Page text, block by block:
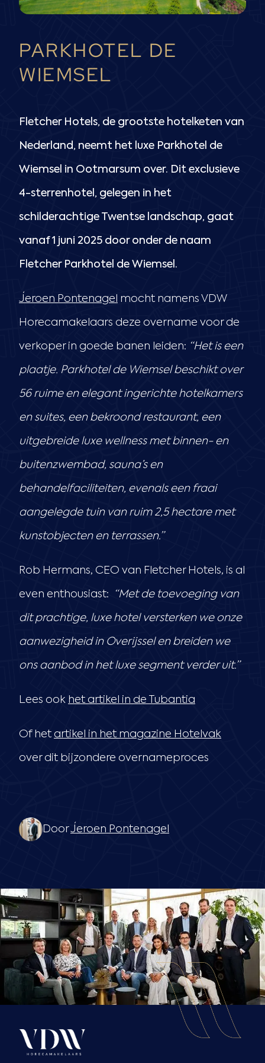
PARKHOTEL DE
WIEMSEL
Fletcher Hotels, de grootste hotelketen van
Nederland, neemt het luxe Parkhotel de
Wiemsel in Ootmarsum over. Dit exclusieve
4-sterrenhotel, gelegen in het
schilderachtige Twentse landschap, gaat
vanaf 1 juni 2025 door onder de naam
Fletcher Parkhotel de Wiemsel.
Jeroen Pontenagel mocht namens VDW
Horecamakelaars deze overname voor de
verkoper in goede banen leiden: “Het is een
plaatje. Parkhotel de Wiemsel beschikt over
56 ruime en elegant ingerichte hotelkamers
en suites, een bekroond restaurant, een
uitgebreide luxe wellness met binnen- en
buitenzwembad, sauna’s en
behandelfaciliteiten, evenals een fraai
aangelegde tuin van ruim 2,5 hectare met
kunstobjecten en terrassen.”
Rob Hermans, CEO van Fletcher Hotels, is al
even enthousiast: “Met de toevoeging van
dit prachtige, luxe hotel versterken we onze
aanwezigheid in Overijssel en breiden we
ons aanbod in het luxe segment verder uit.”
Lees ook het artikel in de Tubantia
Of het artikel in het magazine Hotelvak
over dit bijzondere overnameproces
DoorJeroen Pontenagel